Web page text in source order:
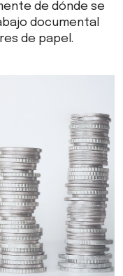
de dónde se
documental
de papel.